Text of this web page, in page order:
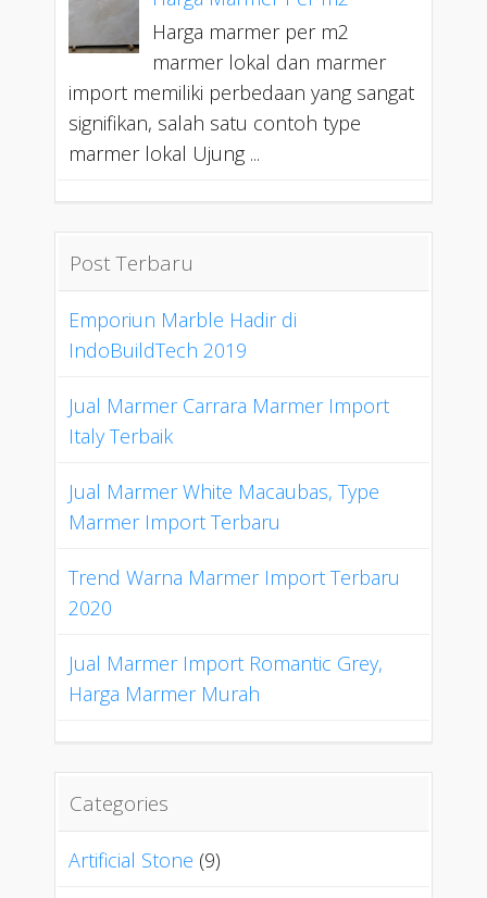
Harga marmer per m2
marmer lokal dan marmer
import memiliki perbedaan yang sangat
signifikan, salah satu contoh type
marmer lokal Ujung ...
Post Terbaru
Emporiun Marble Hadir di
IndoBuildTech 2019
Jual Marmer Carrara Marmer Import
Italy Terbaik
Jual Marmer White Macaubas, Type
Marmer Import Terbaru
Trend Warna Marmer Import Terbaru
2020
Jual Marmer Import Romantic Grey,
Harga Marmer Murah
Categories
Artificial Stone (9)